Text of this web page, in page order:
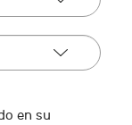
en su